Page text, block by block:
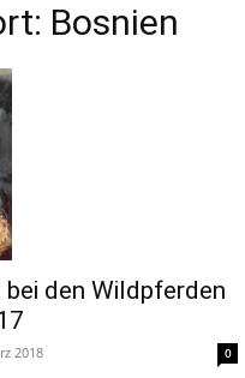
Bosnien
den Wildpferden
2018 0